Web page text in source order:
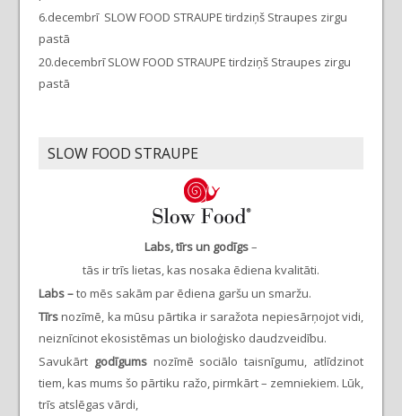
6.decembrī SLOW FOOD STRAUPE tirdziņš Straupes zirgu
pastā
20.decembrī SLOW FOOD STRAUPE tirdziņš Straupes zirgu
pastā
SLOW FOOD STRAUPE
Labs, tīrs un godīgs–
tās ir trīs lietas, kas nosaka ēdiena kvalitāti.
Labs –to mēs sakām par ēdiena garšu un smaržu.
Tīrsnozīmē, ka mūsu pārtika ir saražota nepiesārņojot vidi,
neiznīcinot ekosistēmas un bioloģisko daudzveidību.
Savukārt godīgumsnozīmē sociālo taisnīgumu, atlīdzinot
tiem, kas mums šo pārtiku ražo, pirmkārt – zemniekiem. Lūk,
trīs atslēgas vārdi,